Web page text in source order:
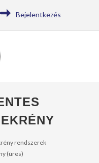
Bejelentkezés
rendszerek
(üres)